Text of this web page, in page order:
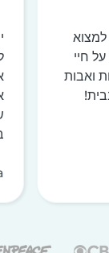
חיי
ואבות